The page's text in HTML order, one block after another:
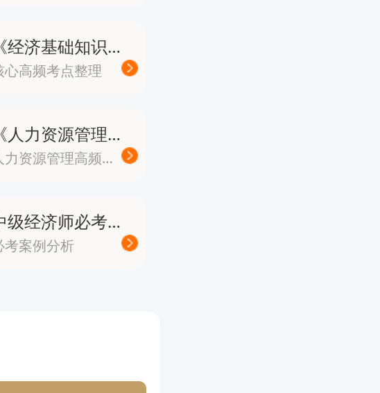
备考节奏相对
对较小
度专业”之
《经济基础知识》高频考点总结100个
心高频考点整理
《人力资源管理》高频易错题
人力资源管理高频易错题
中级经济师必考案例分析题
考案例分析